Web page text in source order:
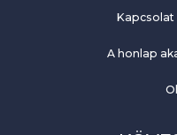
Kapcsolat
A honlap